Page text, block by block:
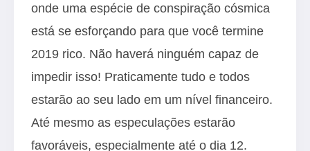
onde uma espécie de conspiração cósmica
está se esforçando para que você termine
2019 rico. Não haverá ninguém capaz de
impedir isso! Praticamente tudo e todos
estarão ao seu lado em um nível financeiro.
Até mesmo as especulações estarão
favoráveis, especialmente até o dia 12.